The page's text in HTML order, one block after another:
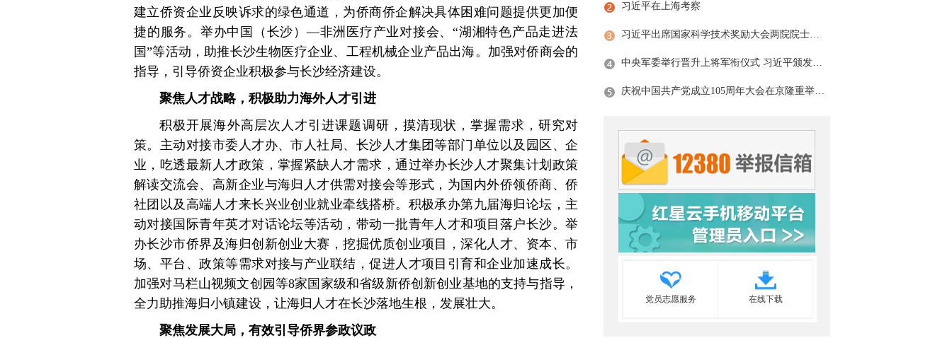
建立侨资企业反映诉求的绿色通道，为侨商侨企解决具体困难问题提供更加便
捷的服务。举办中国（长沙）—非洲医疗产业对接会、“湖湘特色产品走进法
国”等活动，助推长沙生物医疗企业、工程机械企业产品出海。加强对侨商会的
指导，引导侨资企业积极参与长沙经济建设。
聚焦人才战略，积极助力海外人才引进
积极开展海外高层次人才引进课题调研，摸清现状，掌握需求，研究对
策。主动对接市委人才办、市人社局、长沙人才集团等部门单位以及园区、企
业，吃透最新人才政策，掌握紧缺人才需求，通过举办长沙人才聚集计划政策
解读交流会、高新企业与海归人才供需对接会等形式，为国内外侨领侨商、侨
社团以及高端人才来长兴业创业就业牵线搭桥。积极承办第九届海归论坛，主
动对接国际青年英才对话论坛等活动，带动一批青年人才和项目落户长沙。举
办长沙市侨界及海归创新创业大赛，挖掘优质创业项目，深化人才、资本、市
场、平台、政策等需求对接与产业联结，促进人才项目引育和企业加速成长。
加强对马栏山视频文创园等8家国家级和省级新侨创新创业基地的支持与指导，
全力助推海归小镇建设，让海归人才在长沙落地生根，发展壮大。
聚焦发展大局，有效引导侨界参政议政
习近平在上海考察
习近平出席国家科学技术奖励大会两院院士大会中国科协第十一次全国代表大会并发表重要讲话
中央军委举行晋升上将军衔仪式 习近平颁发命令状并向晋衔的军官表示祝贺
庆祝中国共产党成立105周年大会在京隆重举行 习近平发表重要讲话
党员志愿服务 在线下载